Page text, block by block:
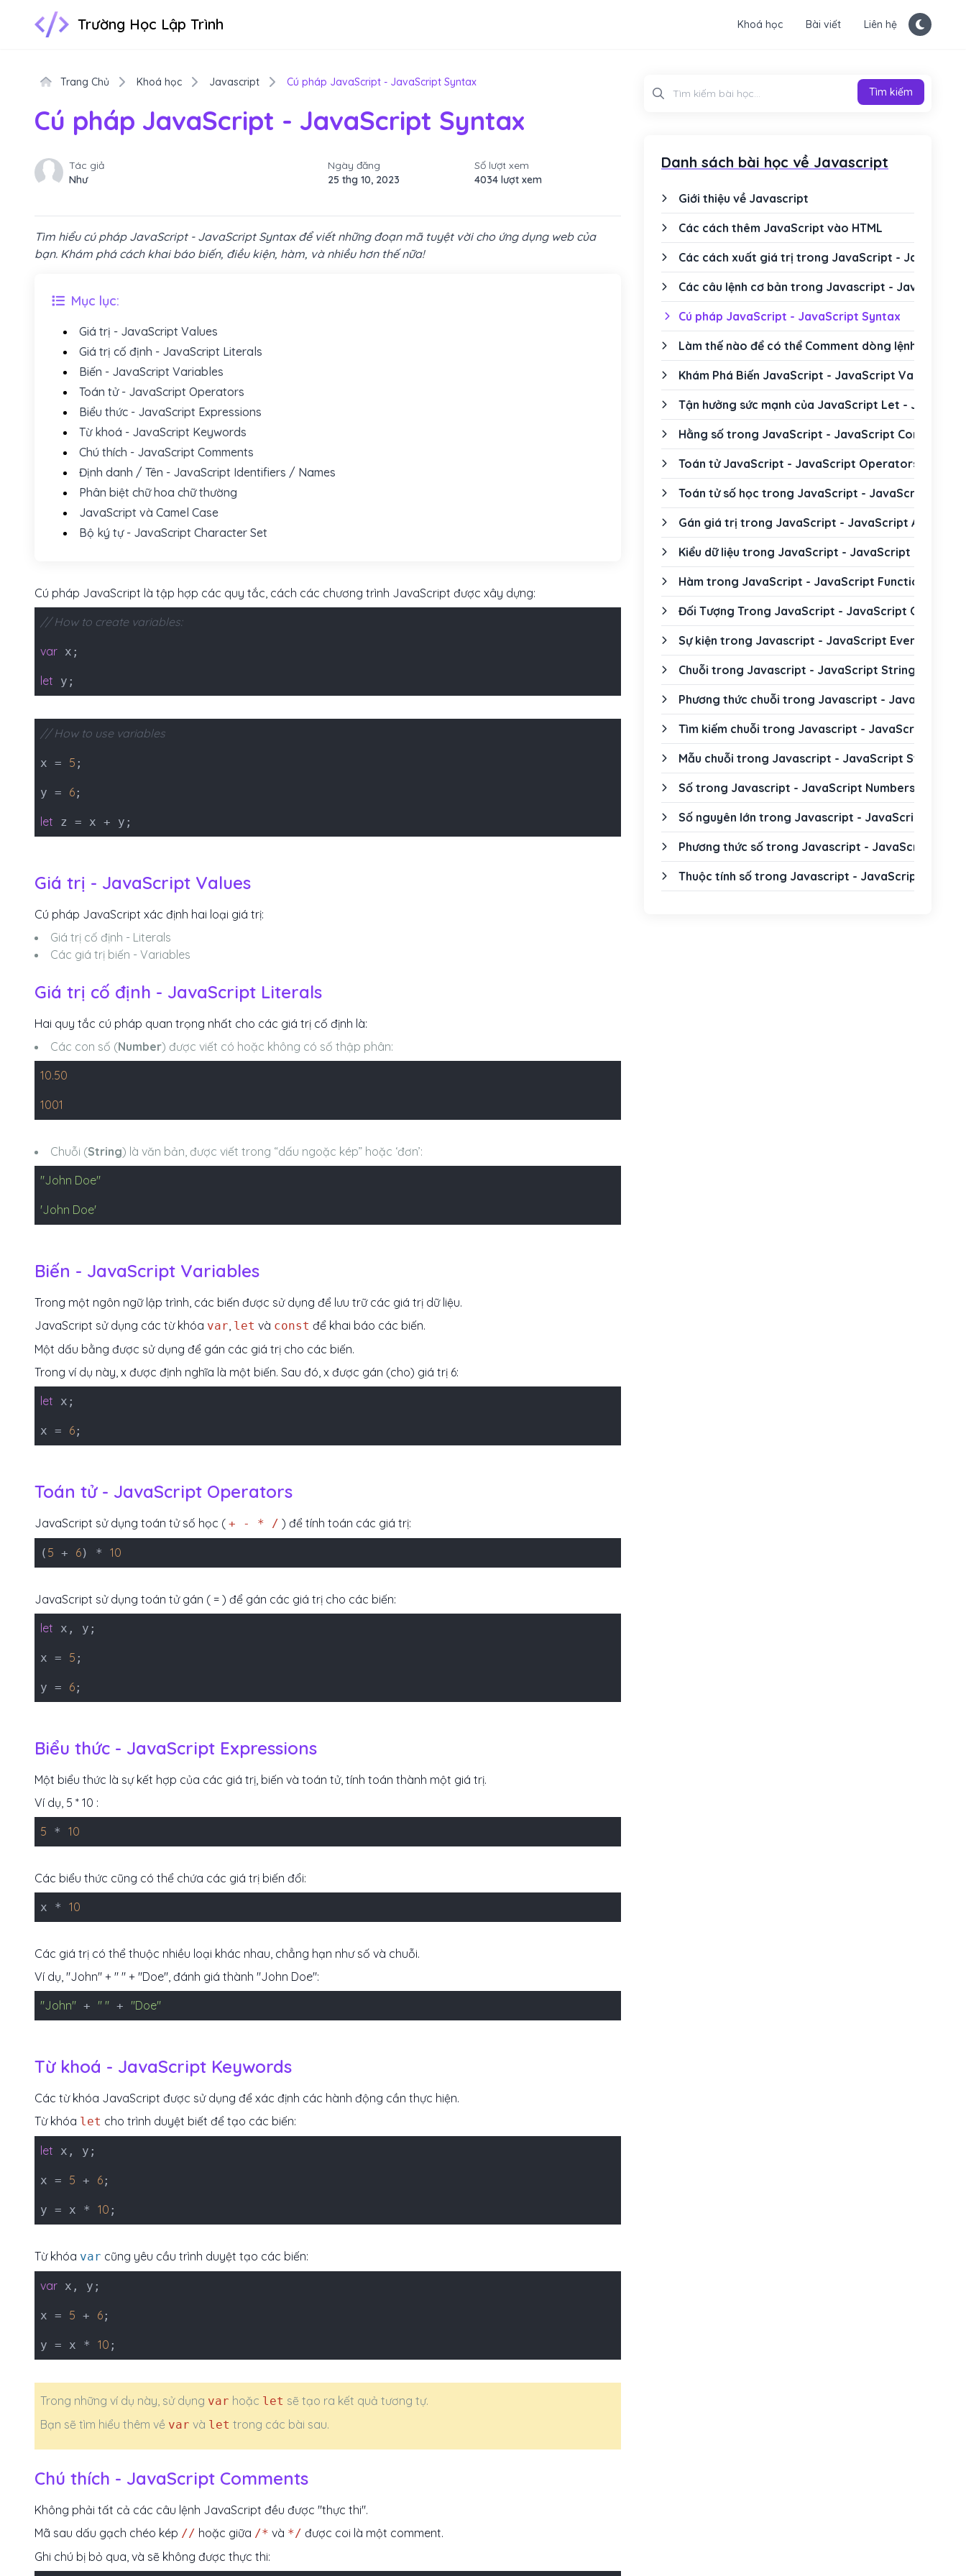
Trường Học Lập Trình Khoá học Bài viết Liên hệ
Trang Chủ Khoá học Javascript Cú pháp JavaScript - JavaScript Syntax
Cú pháp JavaScript - JavaScript Syntax
Tác giả
Như
Ngày đăng
25 thg 10, 2023
Số lượt xem
4034 lượt xem
Tìm hiểu cú pháp JavaScript - JavaScript Syntax để viết những đoạn mã tuyệt vời cho ứng dụng web của
bạn. Khám phá cách khai báo biến, điều kiện, hàm, và nhiều hơn thế nữa!
Mục lục:
Giá trị - JavaScript Values
Giá trị cố định - JavaScript Literals
Biến - JavaScript Variables
Toán tử - JavaScript Operators
Biểu thức - JavaScript Expressions
Từ khoá - JavaScript Keywords
Chú thích - JavaScript Comments
Định danh / Tên - JavaScript Identifiers / Names
Phân biệt chữ hoa chữ thường
JavaScript và Camel Case
Bộ ký tự - JavaScript Character Set
Cú pháp JavaScript là tập hợp các quy tắc, cách các chương trình JavaScript được xây dựng:
// How to create variables:
var x;
let y;
// How to use variables
x = 5 ;
y = 6;
let z = x + y;
Giá trị - JavaScript Values
Cú pháp JavaScript xác định hai loại giá trị:
Giá trị cố định - Literals
Các giá trị biến - Variables
Giá trị cố định - JavaScript Literals
Hai quy tắc cú pháp quan trọng nhất cho các giá trị cố định là:
Các con số (Number) được viết có hoặc không có số thập phân:
10.50
1001
Chuỗi (String) là văn bản, được viết trong “dấu ngoặc kép” hoặc ‘đơn’:
"John Doe"
'John Doe'
Biến - JavaScript Variables
Trong một ngôn ngữ lập trình, các biến được sử dụng để lưu trữ các giá trị dữ liệu.
JavaScript sử dụng các từ khóa var, let và const để khai báo các biến.
Một dấu bằng được sử dụng để gán các giá trị cho các biến.
Trong ví dụ này, x được định nghĩa là một biến. Sau đó, x được gán (cho) giá trị 6:
let x;
x = 6;
Toán tử - JavaScript Operators
JavaScript sử dụng toán tử số học ( + - * / ) để tính toán các giá trị:
( 5 + 6) * 10
JavaScript sử dụng toán tử gán ( = ) để gán các giá trị cho các biến:
let x, y;
x = 5 ;
y = 6;
Biểu thức - JavaScript Expressions
Một biểu thức là sự kết hợp của các giá trị, biến và toán tử, tính toán thành một giá trị.
Ví dụ, 5 * 10 :
5 * 10
Các biểu thức cũng có thể chứa các giá trị biến đổi:
x * 10
Các giá trị có thể thuộc nhiều loại khác nhau, chẳng hạn như số và chuỗi.
Ví dụ, "John" + " " + "Doe", đánh giá thành "John Doe":
"John" + " " + "Doe"
Từ khoá - JavaScript Keywords
Các từ khóa JavaScript được sử dụng để xác định các hành động cần thực hiện.
Từ khóa let cho trình duyệt biết để tạo các biến:
let x, y;
x = 5 + 6;
y = x * 10 ;
Từ khóa var cũng yêu cầu trình duyệt tạo các biến:
var x, y;
x = 5 + 6;
y = x * 10 ;
Trong những ví dụ này, sử dụng var hoặc let sẽ tạo ra kết quả tương tự.
Bạn sẽ tìm hiểu thêm về var và let trong các bài sau.
Chú thích - JavaScript Comments
Không phải tất cả các câu lệnh JavaScript đều được "thực thi".
Mã sau dấu gạch chéo kép // hoặc giữa /* và */ được coi là một comment.
Ghi chú bị bỏ qua, và sẽ không được thực thi:
Tìm kiếm
Danh sách bài học về Javascript
Giới thiệu về Javascript
Các cách thêm JavaScript vào HTML
Các cách xuất giá trị trong JavaScript -
Các câu lệnh cơ bản trong Javascript - JavaScript
Cú pháp JavaScript - JavaScript Syntax
Làm thế nào để có thể Comment dòng lệnh
Khám Phá Biến JavaScript - JavaScript Variables
Tận hưởng sức mạnh của JavaScript Let -
Hằng số trong JavaScript - JavaScript Const
Toán tử JavaScript - JavaScript Operators
Toán tử số học trong JavaScript - JavaScript
Gán giá trị trong JavaScript - JavaScript
Kiểu dữ liệu trong JavaScript - JavaScript Data
Hàm trong JavaScript - JavaScript Functions
Đối Tượng Trong JavaScript - JavaScript Objects
Sự kiện trong Javascript - JavaScript Events
Chuỗi trong Javascript - JavaScript Strings
Phương thức chuỗi trong Javascript - JavaScript
Tìm kiếm chuỗi trong Javascript - JavaScript
Mẫu chuỗi trong Javascript - JavaScript String
Số trong Javascript - JavaScript Numbers
Số nguyên lớn trong Javascript - JavaScript BigInt
Phương thức số trong Javascript - JavaScript
Thuộc tính số trong Javascript - JavaScript